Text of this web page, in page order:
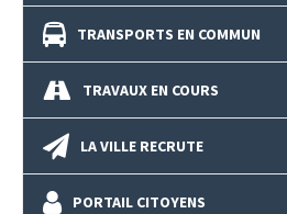
TRANSPORTS EN COMMUN
TRAVAUX EN COURS
LA VILLE RECRUTE
PORTAIL CITOYENS